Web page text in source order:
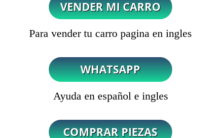
Para vender tu carro pagina en ingles
Ayuda en español e ingles